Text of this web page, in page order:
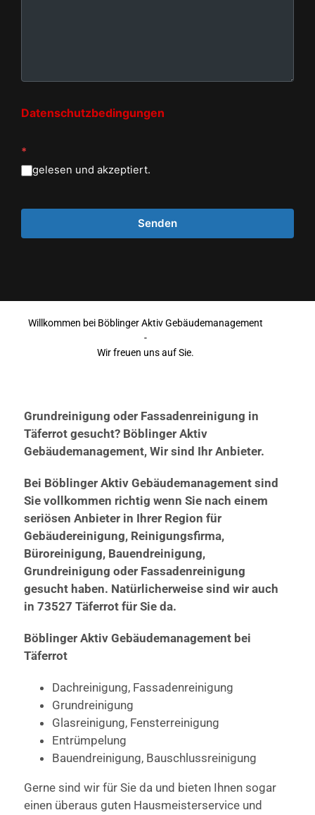
Datenschutzbedingungen
*
gelesen und akzeptiert.
Willkommen bei Böblinger Aktiv Gebäudemanagement
-
Wir freuen uns auf Sie.
Grundreinigung oder Fassadenreinigung in
Täferrot gesucht? Böblinger Aktiv
Gebäudemanagement, Wir sind Ihr Anbieter.
Bei Böblinger Aktiv Gebäudemanagement sind
Sie vollkommen richtig wenn Sie nach einem
seriösen Anbieter in Ihrer Region für
Gebäudereinigung, Reinigungsfirma,
Büroreinigung, Bauendreinigung,
Grundreinigung oder Fassadenreinigung
gesucht haben. Natürlicherweise sind wir auch
in 73527 Täferrot für Sie da.
Böblinger Aktiv Gebäudemanagement bei
Täferrot
Dachreinigung, Fassadenreinigung
Grundreinigung
Glasreinigung, Fensterreinigung
Entrümpelung
Bauendreinigung, Bauschlussreinigung
Gerne sind wir für Sie da und bieten Ihnen sogar
einen überaus guten Hausmeisterservice und